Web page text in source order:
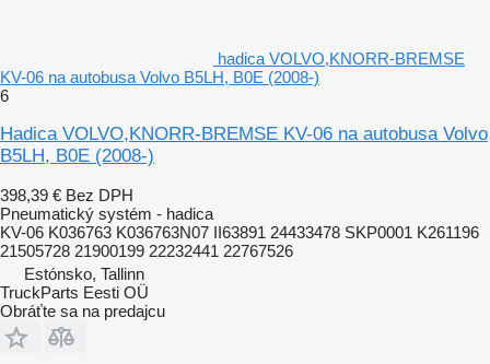
hadica VOLVO,KNORR-BREMSE
KV-06 na autobusa Volvo B5LH, B0E (2008-)
6
Hadica VOLVO,KNORR-BREMSE KV-06 na autobusa Volvo
B5LH, B0E (2008-)
398,39 € Bez DPH
Pneumatický systém - hadica
KV-06 K036763 K036763N07 II63891 24433478 SKP0001 K261196
21505728 21900199 22232441 22767526
Estónsko, Tallinn
TruckParts Eesti OÜ
Obráťte sa na predajcu